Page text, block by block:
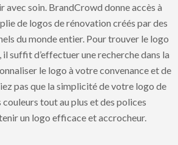
avec soin. BrandCrowd donne accès à
de logos de rénovation créés par des
du monde entier. Pour trouver le logo
suffit d’effectuer une recherche dans la
le logo à votre convenance et de
pas que la simplicité de votre logo de
tout au plus et des polices
un logo efficace et accrocheur.